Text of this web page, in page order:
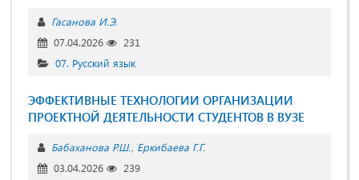
Гасанова И.Э.
07.04.2026
231
07. Русский язык
ЭФФЕКТИВНЫЕ ТЕХНОЛОГИИ ОРГАНИЗАЦИИ
ПРОЕКТНОЙ ДЕЯТЕЛЬНОСТИ СТУДЕНТОВ В ВУЗЕ
Бабаханова Р.Ш. Еркибаева Г.Г.
03.04.2026
239